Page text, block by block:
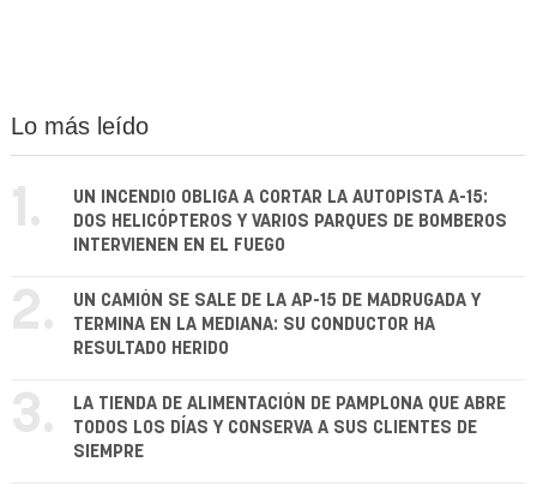
Lo más leído
1.
UN INCENDIO OBLIGA A CORTAR LA AUTOPISTA A-15:
DOS HELICÓPTEROS Y VARIOS PARQUES DE BOMBEROS
INTERVIENEN EN EL FUEGO
2.
UN CAMIÓN SE SALE DE LA AP-15 DE MADRUGADA Y
TERMINA EN LA MEDIANA: SU CONDUCTOR HA
RESULTADO HERIDO
3.
LA TIENDA DE ALIMENTACIÓN DE PAMPLONA QUE ABRE
TODOS LOS DÍAS Y CONSERVA A SUS CLIENTES DE
SIEMPRE